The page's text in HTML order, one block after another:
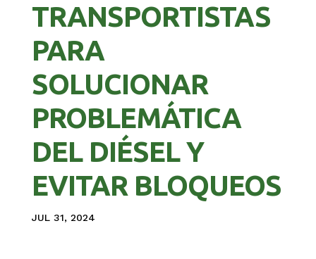
TRANSPORTISTAS
PARA
SOLUCIONAR
PROBLEMÁTICA
DEL DIÉSEL Y
EVITAR BLOQUEOS
JUL 31, 2024